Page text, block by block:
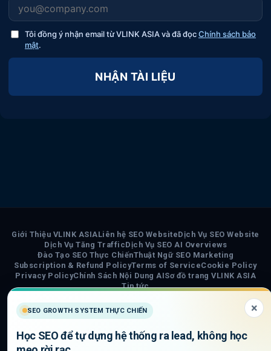
Tôi đồng ý nhận email từ VLINK ASIA và đã đọcChính sách bảo
mật.
NHẬN TÀI LIỆU
PayPal
Giới Thiệu VLINK ASIALiên hệ SEO WebsiteDịch Vụ SEO Website
Dịch Vụ Tăng TrafficDịch Vụ SEO AI Overviews
Đào Tạo SEO Thực ChiếnThuật Ngữ SEO Marketing
Subscription & Refund PolicyTerms of ServiceCookie Policy
Privacy PolicyChính Sách Nội Dung AISơ đồ trang VLINK ASIA
Tin tức
COPYRIGHT 2026 © VLINK ASIA
SEO GROWTH SYSTEM THỰC CHIẾN ×
Học SEO để tự dựng hệ thống ra lead, không học